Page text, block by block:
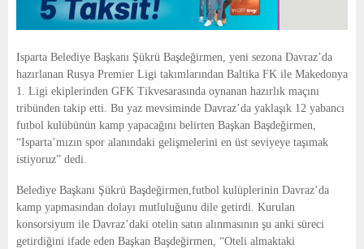
E
N
U
Isparta Belediye Başkanı Şükrü Başdeğirmen, yeni sezona Davraz’da
hazırlanan Rusya Premier Ligi takımlarından Baltika FK ile Makedonya
1. Ligi ekiplerinden GFK Tikvesarasında oynanan hazırlık maçını
tribünden takip etti. Bu yaz mevsiminde Davraz’da yaklaşık 12 yabancı
futbol kulübünün kamp yapacağını belirten Başkan Başdeğirmen,
“Isparta’mızın spor alanındaki gelişmelerini en üst seviyeye taşımak
istiyoruz” dedi.
Belediye Başkanı Şükrü Başdeğirmen,futbol kulüplerinin Davraz’da
kamp yapmasından dolayı mutluluğunu dile getirdi. Kurulan
konsorsiyum ile Davraz’daki otelin satın alınmasının şu anki süreci
getirdiğini ifade eden Başkan Başdeğirmen, “Oteli almaktaki